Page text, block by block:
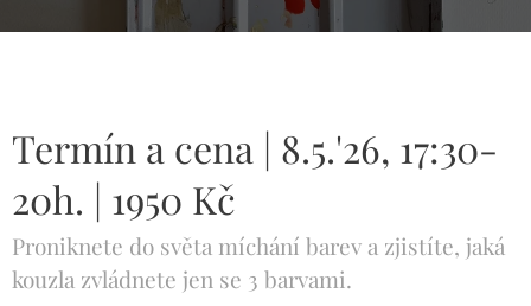
Termín a cena | 8.5.'26, 17:30-
20h. | 1950 Kč
Proniknete do světa míchání barev a zjistíte, jaká
kouzla zvládnete jen se 3 barvami.